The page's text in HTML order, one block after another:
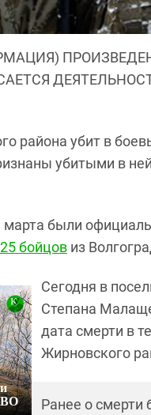
района убит в
убитыми в
марта были
бойцов из
Сегодня в
Степана
дата смерти в
Жирновского
Ранее о смерти